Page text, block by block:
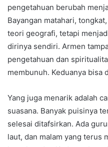
pengetahuan berubah
Bayangan matahari,
teori geografi, tetapi
dirinya sendiri. Armen
pengetahuan dan
membunuh. Keduanya bisa
Yang juga menarik adalah
suasana. Banyak puisinya
selesai ditafsirkan. Ada
laut, dan malam yang